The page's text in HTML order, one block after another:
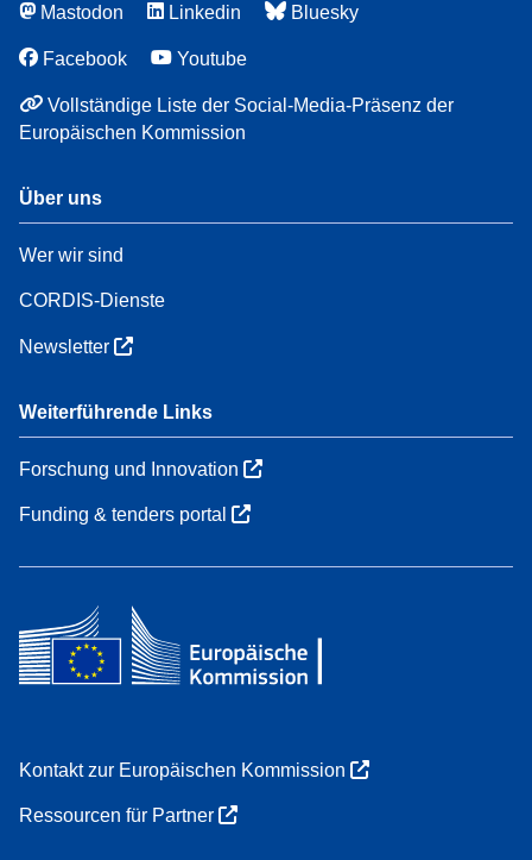
Mastodon Linkedin Bluesky
Facebook Youtube
Vollständige Liste der Social-Media-Präsenz der
Europäischen Kommission
Über uns
Wer wir sind
CORDIS-Dienste
Newsletter
Weiterführende Links
Forschung und Innovation
Funding & tenders portal
Kontakt zur Europäischen Kommission
Ressourcen für Partner